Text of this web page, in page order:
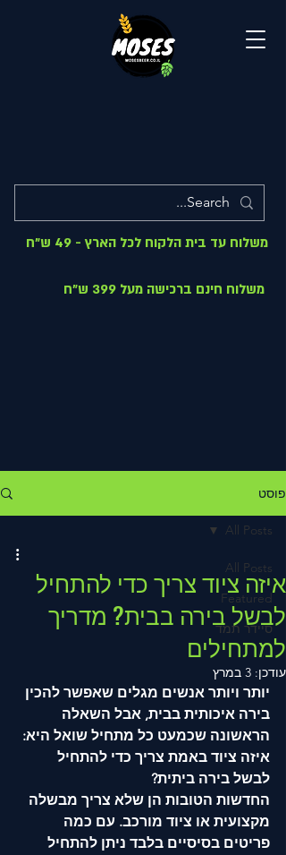
פוסט
All Posts
Featured
סיידר תמד
All Posts
איזה ציוד צריך כדי להתחיל
לבשל בירה בבית? מדריך
למתחילים
עודכן: 3 במרץ
יותר ויותר אנשים מגלים שאפשר להכין
בירה איכותית בבית, אבל השאלה
הראשונה שכמעט כל מתחיל שואל היא:
איזה ציוד באמת צריך כדי להתחיל
לבשל בירה ביתית?
החדשות הטובות הן שלא צריך מבשלה
מקצועית או ציוד מורכב. עם כמה
פריטים בסיסיים בלבד ניתן להתחיל